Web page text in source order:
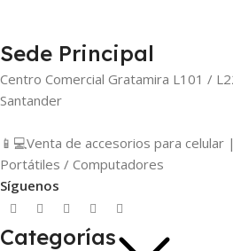
Sede Principal
Centro Comercial Gratamira L101 /
Santander
📱💻Venta de accesorios para celular
Portátiles / Computadores
Síguenos
Categorías